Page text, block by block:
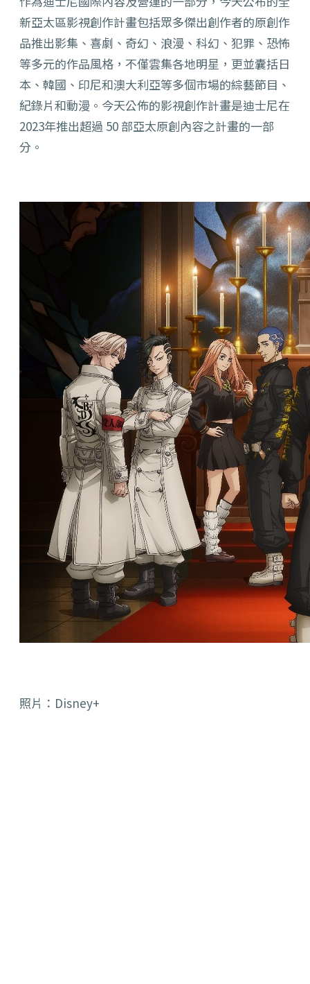
新亞太區影視創作計畫包括眾多傑出創作者的原創作
品推出影集、喜劇、奇幻、浪漫、科幻、犯罪、恐怖
等多元的作品風格，不僅雲集各地明星，更並囊括日
本、韓國、印尼和澳大利亞等多個市場的綜藝節目、
紀錄片和動漫。今天公佈的影視創作計畫是迪士尼在
2023年推出超過 50 部亞太原創內容之計畫的一部
分。
照片：Disney+